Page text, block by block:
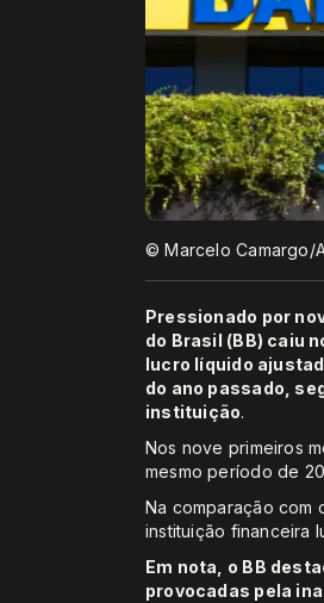
© Marcelo Camargo/
Pressionado por
do Brasil (BB) caiu
lucro líquido
do ano passado,
instituição.
Nos nove primeiros
mesmo período de
Na comparação com
instituição financeira
Em nota, o BB
provocadas pela